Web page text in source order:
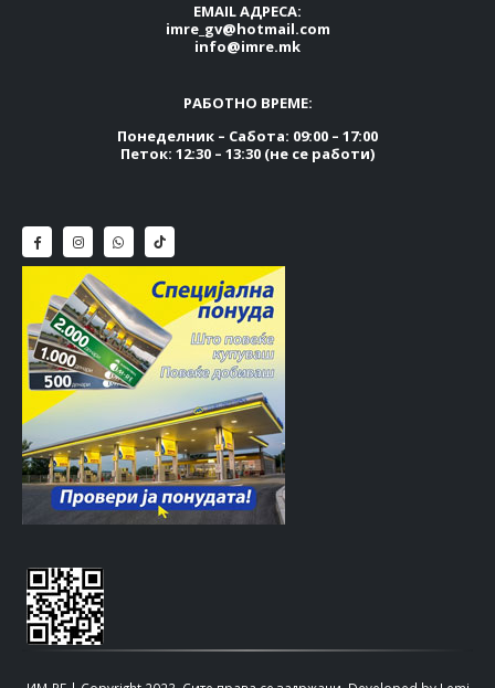
EMAIL АДРЕСА:
imre_gv@hotmail.com
info@imre.mk
РАБОТНО ВРЕМЕ:
Понеделник – Сабота: 09:00 – 17:00
Петок: 12:30 – 13:30 (не се работи)